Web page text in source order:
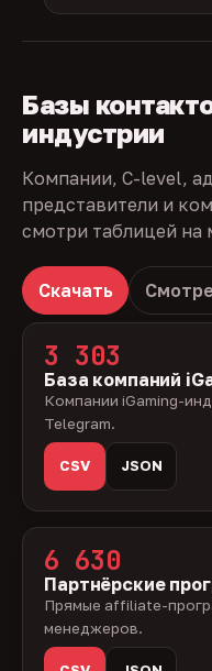
Базы
индустрии
Компании, C-level,
представители и
смотри таблицей на
Скачать
3 303
База компаний
Компании iGaming-
Telegram.
CSV JSON
6 630
Партнёрские
Прямые affiliate-
менеджеров.